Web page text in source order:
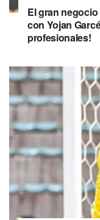
El gran
con Yojan
profesionales!